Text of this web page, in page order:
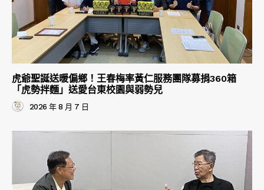
虎爺聖誕送暖偏鄉！王春梅率黃仁服務團隊募捐360箱
「虎勢拌麵」送愛台東校園與弱勢兒
2026 年 8 月 7 日